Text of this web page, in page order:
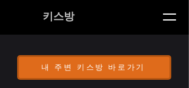
키스방
내 주변 키스방 바로가기